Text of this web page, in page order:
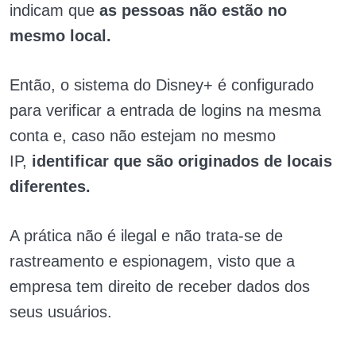
indicam que as pessoas não estão no
mesmo local.
Então, o sistema do Disney+ é configurado
para verificar a entrada de logins na mesma
conta e, caso não estejam no mesmo
IP, identificar que são originados de locais
diferentes.
A prática não é ilegal e não trata-se de
rastreamento e espionagem, visto que a
empresa tem direito de receber dados dos
seus usuários.